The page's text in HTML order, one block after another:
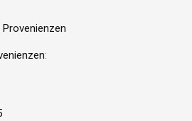
Provenienzen
: